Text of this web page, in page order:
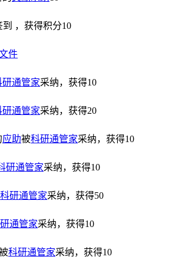
，获得积分10
件
研通管家采纳，获得10
研通管家采纳，获得20
应助被科研通管家采纳，获得10
研通管家采纳，获得10
科研通管家采纳，获得50
通管家采纳，获得10
科研通管家采纳，获得10